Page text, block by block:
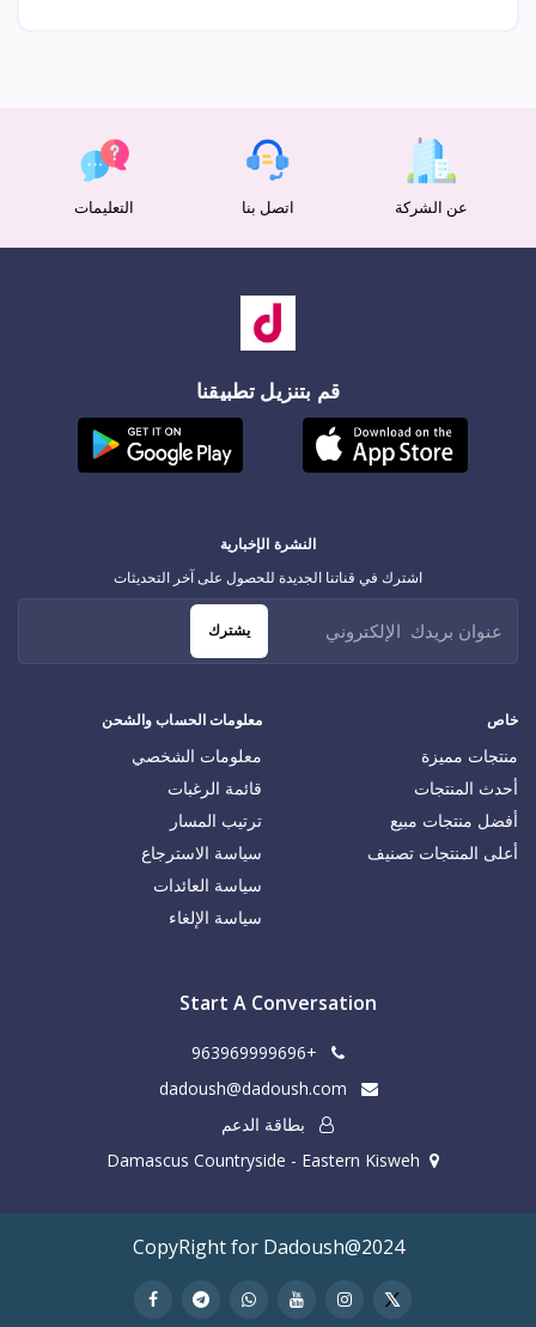
عن الشركة اتصل بنا التعليمات
قم بتنزيل تطبيقنا
خاص
منتجات مميزة
أحدث المنتجات
أفضل منتجات مبيع
أعلى المنتجات تصنيف
معلومات الحساب والشحن
معلومات الشخصي
قائمة الرغبات
ترتيب المسار
سياسة الاسترجاع
سياسة العائدات
سياسة الإلغاء
النشرة الإخبارية
اشترك في قناتنا الجديدة للحصول على آخر التحديثات
يشترك
Start A Conversation
+963969999696
بطاقة الدعم
Damascus Countryside - Eastern Kisweh
CopyRight for Dadoush@2024